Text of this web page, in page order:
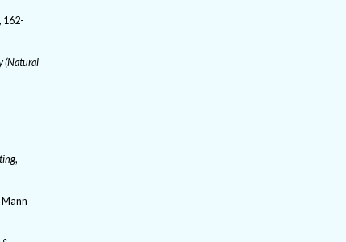
162-
(Natural
,
Mann